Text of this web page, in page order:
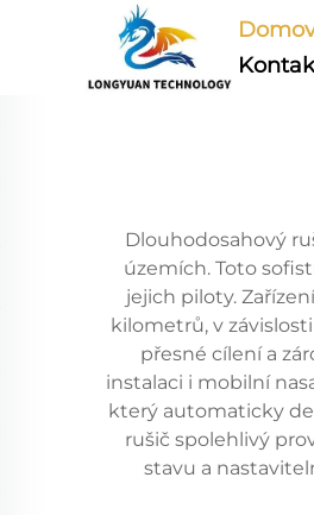
Dlouhodosahový
územích. Toto
jejich piloty.
kilometrů, v
přesné cílení a
instalaci i mobilní
který automaticky
rušič spolehlivý
stavu a